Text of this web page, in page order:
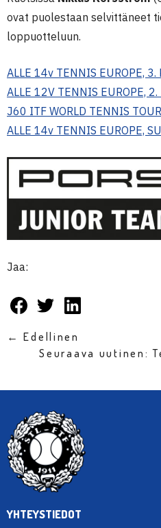
ovat puolestaan selvittäneet
loppuotteluun.
ALLE 14v TENNIS EUROPE,
ALLE 12V TENNIS EUROPE,
J60 ITF WORLD TENNIS
ALLE 14v TENNIS EUROPE,
Jaa:
← Edellinen
Seuraava uutinen:
YHTEYSTIEDOT